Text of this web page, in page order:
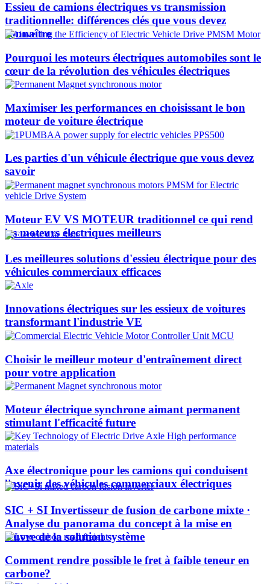
Essieu de camions électriques vs transmission
traditionnelle: différences clés que vous devez
connaître
Pourquoi les moteurs électriques automobiles sont le
cœur de la révolution des véhicules électriques
Maximiser les performances en choisissant le bon
moteur de voiture électrique
Les parties d'un véhicule électrique que vous devez
savoir
Moteur EV VS MOTEUR traditionnel ce qui rend
les moteurs électriques meilleurs
Les meilleures solutions d'essieu électrique pour des
véhicules commerciaux efficaces
Innovations électriques sur les essieux de voitures
transformant l'industrie VE
Choisir le meilleur moteur d'entraînement direct
pour votre application
Moteur électrique synchrone aimant permanent
stimulant l'efficacité future
Axe électronique pour les camions qui conduisent
l'avenir des véhicules commerciaux électriques
SIC + SI Invertisseur de fusion de carbone mixte ·
Analyse du panorama du concept à la mise en
œuvre de la solution système
Comment rendre possible le fret à faible teneur en
carbone?